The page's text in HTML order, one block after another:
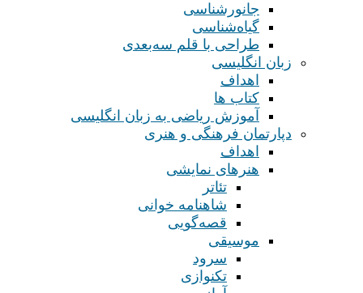
جانورشناسی
گیاه‌شناسی
طراحی با قلم سه‌بعدی
زبان انگلیسی
اهداف
کتاب ها
آموزش ریاضی به زبان انگلیسی
دپارتمان فرهنگی و هنری
اهداف
هنرهای نمایشی
تئاتر
شاهنامه خوانی
قصه‌گویی
موسیقی
سرود
تکنوازی